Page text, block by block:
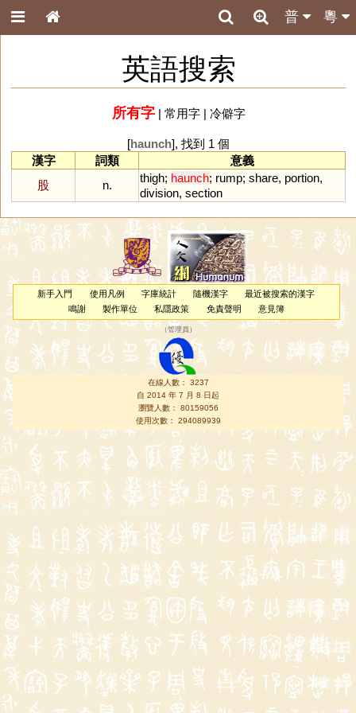
粵
普
英語搜索
所有字| 常用字| 冷僻字
[haunch], 找到 1 個
漢字
詞類
意義
股
n.
thigh; haunch; rump; share, portion,
division, section
新手入門 使用凡例 字庫統計 隨機漢字
最近被搜索的漢字
鳴謝
製作單位 私隱政策 免責聲明 意見簿
（管理員 ）
在線人數： 3237
自 2014 年 7 月 8 日起
瀏覽人數： 80159056
使用次數： 294089939